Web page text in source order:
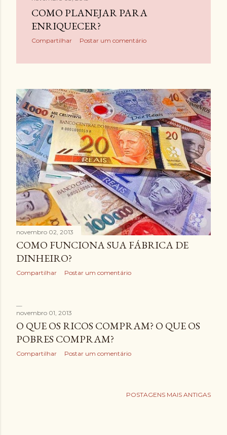
COMO PLANEJAR PARA
ENRIQUECER?
Compartilhar Postar um comentário
novembro 02, 2013
COMO FUNCIONA SUA FÁBRICA DE
DINHEIRO?
Compartilhar Postar um comentário
novembro 01, 2013
O QUE OS RICOS COMPRAM? O QUE OS
POBRES COMPRAM?
Compartilhar Postar um comentário
POSTAGENS MAIS ANTIGAS